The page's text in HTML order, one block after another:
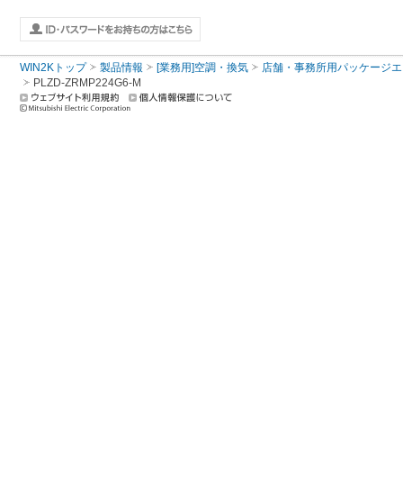
WIN2Kトップ 製品情報 [業務用]空調・換気
店舗・事務所用パッケージ
PLZD-ZRMP224G6-M